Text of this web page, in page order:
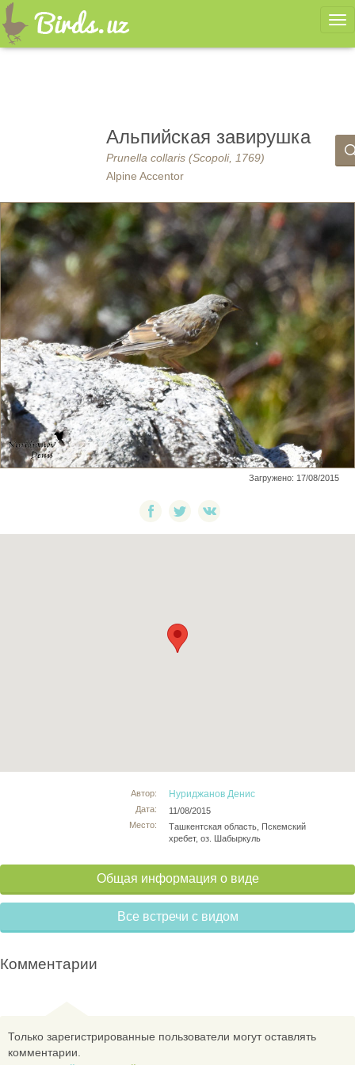
Альпийская завирушка
Prunella collaris (Scopoli, 1769)
Alpine Accentor
Загружено: 17/08/2015
Автор:
Дата:
Место:
Нуриджанов Денис
11/08/2015
Ташкентская область, Пскемский
хребет, оз. Шабыркуль
Общая информация о виде
Все встречи с видом
Комментарии
Только зарегистрированные пользователи могут оставлять
комментарии.